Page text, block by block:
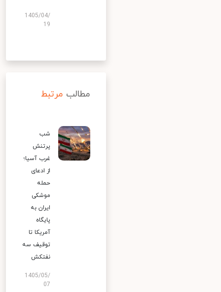
1405/04/
19
مطالب مرتبط
شب
پرتنش
غرب آسیا؛
از ادعای
حمله
موشکی
ایران به
پایگاه
آمریکا تا
توقیف سه
نفتکش
1405/05/
07